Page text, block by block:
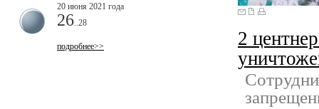
2
20 июня 2021 года
26 ..28
подробнее>>